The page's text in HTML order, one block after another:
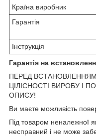
Країна виробник
Гарантія
Інструкція
Гарантія на
ПЕРЕД
ЦІЛІСНОСТІ ВИРОБУ І
ОПИСУ!
Ви маєте можливість
Під товаром неналежної
несправний і не може